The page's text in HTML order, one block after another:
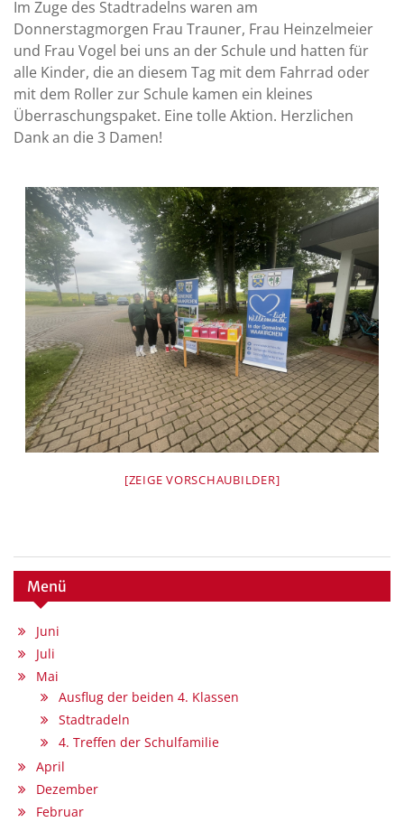
Im Zuge des Stadtradelns waren am
Donnerstagmorgen Frau Trauner, Frau Heinzelmeier
und Frau Vogel bei uns an der Schule und hatten für
alle Kinder, die an diesem Tag mit dem Fahrrad oder
mit dem Roller zur Schule kamen ein kleines
Überraschungspaket. Eine tolle Aktion. Herzlichen
Dank an die 3 Damen!
[ZEIGE VORSCHAUBILDER]
Menü
Juni
Juli
Mai
Ausflug der beiden 4. Klassen
Stadtradeln
4. Treffen der Schulfamilie
April
Dezember
Februar